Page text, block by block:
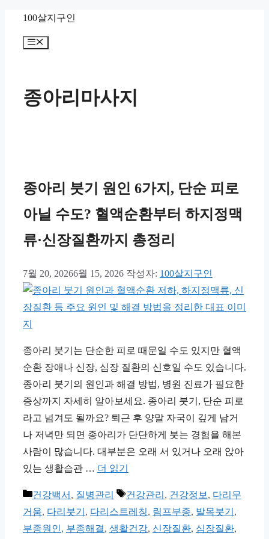
100살지구인
메
종아리마사지
종아리 붓기 원인 6가지, 단순 피로
아닐 수도? 혈액순환부터 하지정맥
류·신장질환까지 총정리
7월 20, 20266월 15, 2026 작성자: 100살지구인
종아리 붓기는 단순한 피로 때문일 수도 있지만 혈액
순환 장애나 신장, 심장 질환의 신호일 수도 있습니다.
종아리 붓기의 원인과 해결 방법, 병원 진료가 필요한
증상까지 자세히 알아보세요. 종아리 붓기, 단순 피로
라고 넘겨도 될까요? 퇴근 후 양말 자국이 깊게 남거
나 저녁만 되면 종아리가 단단하게 붓는 경험을 해본
사람이 많습니다. 대부분은 오래 서 있거나 오래 앉아
있는 생활습관 … 더 읽기
카
테
고
건강백서 , 질병관리
태
그
건강관리 , 건강정보 , 다리무
거움, 다리붓기 , 다리스트레칭, 림프부종, 발목붓기 ,
부종원인, 부종해결, 생활건강, 신장질환, 심장질환,